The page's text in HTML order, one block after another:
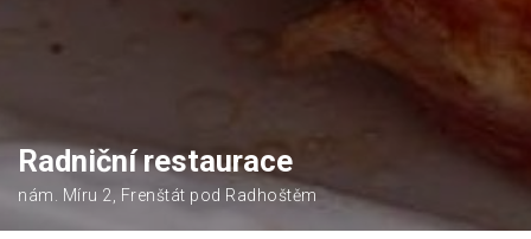
Radniční restaurace
nám. Míru 2, Frenštát pod Radhoštěm